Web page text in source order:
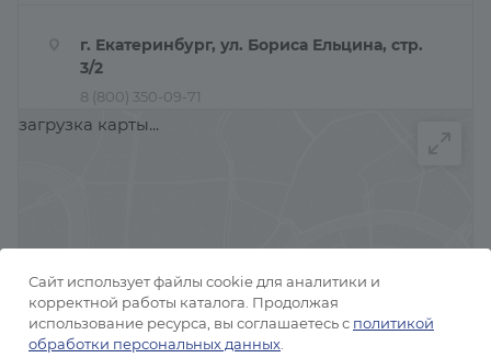
г. Екатеринбург, ул. Бориса Ельцина, стр.
3/2
8 (800) 350-09-71
загрузка карты...
Сайт использует файлы cookie для аналитики и
корректной работы каталога. Продолжая
использование ресурса, вы соглашаетесь с политикой
обработки персональных данных